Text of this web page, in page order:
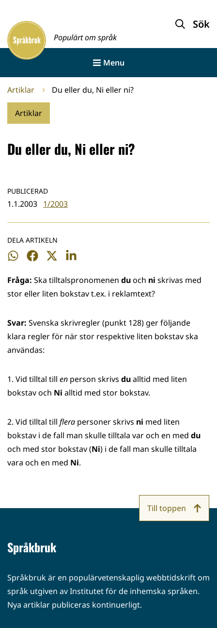
innehållet
Framsida
Populärt om språk
Sök
Menu
Artiklar Du eller du, Ni eller ni?
Artiklar
Du eller du, Ni eller ni?
PUBLICERAD
1.1.2003 1/2003
DELA ARTIKELN
Dela
WhatsApp
Dela
Facebook
Dela
Twitter
Dela
LinkedIn
Fråga: Ska tilltalspronomenen duoch ni skrivas med
stor eller liten bokstav t.ex. i reklamtext?
Svar: Svenska skrivregler (punkt 128) ger följande
klara regler för när stor respektive liten bokstav ska
användas:
1. Vid tilltal till en person skrivs dualltid med liten
bokstav och Ni alltid med stor bokstav.
2. Vid tilltal till flera personer skrivs ni med liten
bokstav i de fall man skulle tilltala var och en med du
och med stor bokstav (Ni) i de fall man skulle tilltala
vara och en med Ni.
Språkbruk
Språkbruk är en populärvetenskaplig webbtidskrift om
språk utgiven av Institutet för de inhemska språken.
Nya artiklar publiceras kontinuerligt.
Till toppen